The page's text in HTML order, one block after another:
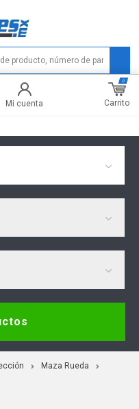
Mi cuenta Carrito
0
Maza Rueda